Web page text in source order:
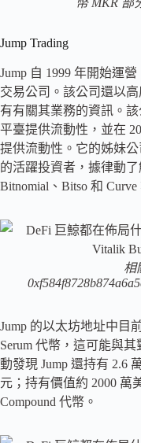
幣 MKR 部
Jump Trading
Jump 自 1999 年開始運
交易公司。該公司還以
有有關其業務的資訊。
平臺提供流動性，並在
提供流動性。它的姊妹公
的活躍投資者，據律動
Bitnomial、Bitso 和 Curve
相
Jump 的以太坊地址中目
Serum 代幣，這可能與
動發現 Jump 還持有 2.6
元；持有價值約 2000 萬
Compound 代幣。